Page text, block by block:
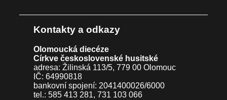
Kontakty a odkazy
Olomoucká diecéze
Církve československé husitské
adresa: Žilinská 113/5, 779 00 Olomouc
IČ: 64990818
bankovní spojení: 2041400026/6000
tel.: 585 413 281, 731 103 066